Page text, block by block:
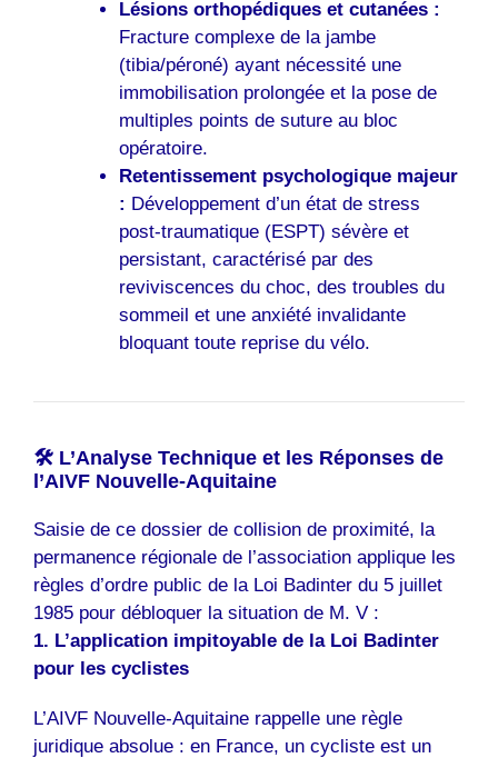
Lésions orthopédiques et cutanées :
Fracture complexe de la jambe
(tibia/péroné) ayant nécessité une
immobilisation prolongée et la pose de
multiples points de suture au bloc
opératoire.
Retentissement psychologique majeur
: Développement d’un état de stress
post-traumatique (ESPT) sévère et
persistant, caractérisé par des
reviviscences du choc, des troubles du
sommeil et une anxiété invalidante
bloquant toute reprise du vélo.
🛠️ L’Analyse Technique et les Réponses de
l’AIVF Nouvelle-Aquitaine
Saisie de ce dossier de collision de proximité, la
permanence régionale de l’association applique les
règles d’ordre public de la Loi Badinter du 5 juillet
1985 pour débloquer la situation de M. V :
1. L’application impitoyable de la Loi Badinter
pour les cyclistes
L’AIVF Nouvelle-Aquitaine rappelle une règle
juridique absolue : en France, un cycliste est un